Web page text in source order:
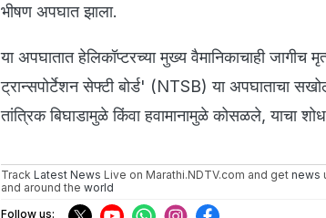
भीषण अपघात झाला.
या अपघातात हेलिकॉप्टरच्या मुख्य वैमानिकाचाही
ट्रान्सपोर्टेशन सेफ्टी बोर्ड' (NTSB) या अपघाताचा
तांत्रिक बिघाडामुळे किंवा हवामानामुळे कोसळले, याचा
Track Latest News Live on Marathi.NDTV.com and get news
and around the world
Follow us: